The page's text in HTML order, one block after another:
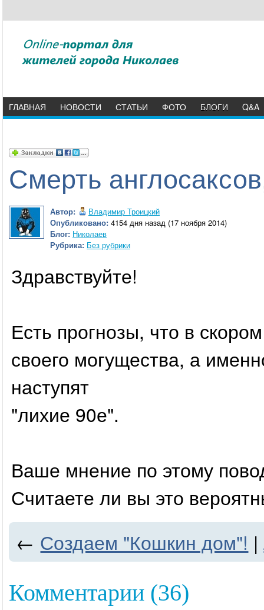
ГЛАВНАЯ НОВОСТИ СТАТЬИ ФОТО БЛОГИ Q&A
Смерть
Автор:
Владимир Троицкий
Опубликовано: 4154 дня назад (17 ноября 2014)
Блог: Николаев
Рубрика: Без рубрики
Здравствуйте!
Есть прогнозы, что в
своего могущества, а
наступят
"лихие 90е".
Ваше мнение по этому
Считаете ли вы это
← Создаем "Кошкин дом"! |
Комментарии (36)